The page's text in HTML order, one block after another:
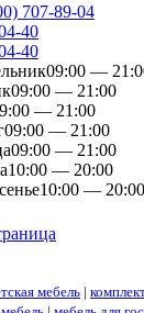
707-89-04
40
40
09:00 —
09:00 — 21:00
— 21:00
09:00 — 21:00
09:00 — 21:00
10:00 — 20:00
10:00 — 20:00
мебель |